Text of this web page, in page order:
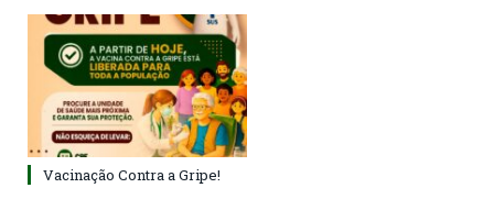
Vacinação Contra a Gripe!